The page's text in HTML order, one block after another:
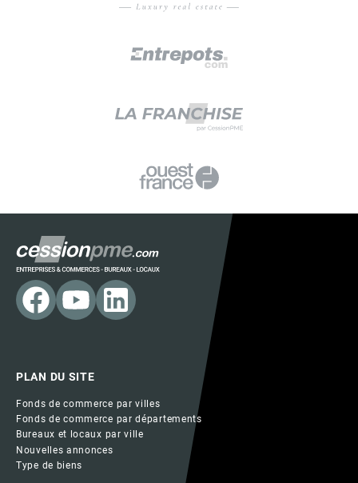
PLAN DU SITE
Fonds de commerce par villes
Fonds de commerce par départements
Bureaux et locaux par ville
Nouvelles annonces
Type de biens